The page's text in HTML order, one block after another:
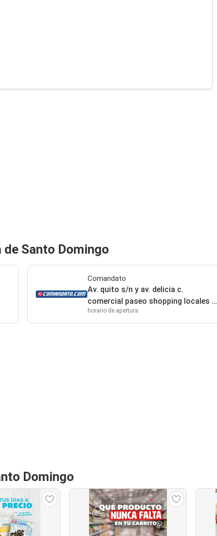
Santo Domingo
Comandato
Av. quito s/n y av. delicia c.
comercial paseo shopping locales 8
al 12 Santo Domingo
horario de apertura
Domingo